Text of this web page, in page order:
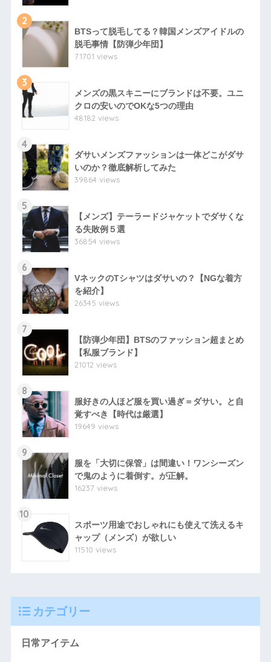
2
BTSって脱毛してる？韓国メンズアイドルの
脱毛事情【防弾少年団】
71701 views
3
メンズの黒スキニーにブランドは不要。ユニ
クロの安いのでOKな5つの理由
48182 views
4
ダサいメンズファッションは一体どこがダサ
いのか？徹底解析してみた
39864 views
5
【メンズ】テーラードジャケットでダサくな
る失敗例５選
36854 views
6
VネックのTシャツはダサいの？【NGな着方
を紹介】
26345 views
7
【防弾少年団】BTSのファッション超まとめ
【私服ブランド】
21012 views
8
服好きの人ほど服を買い過ぎ＝ダサい。と自
覚すべき【時代は厳選】
19649 views
9
服を「大切に保管」は間違い！ワンシーズン
で鬼のように着倒す。が正解。
16237 views
10
スポーツ用途でおしゃれにも使えて洗えるキ
ャップ（メンズ）が欲しい
11510 views
カテゴリー
日常アイテム